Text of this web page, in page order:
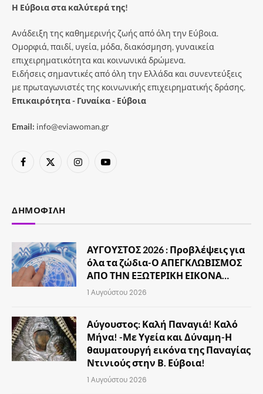
Η Εύβοια στα καλύτερά της!
Ανάδειξη της καθημερινής ζωής από όλη την Εύβοια.
Ομορφιά, παιδί, υγεία, μόδα, διακόσμηση, γυναικεία
επιχειρηματικότητα και κοινωνικά δρώμενα.
Ειδήσεις σημαντικές από όλη την Ελλάδα και συνεντεύξεις
με πρωταγωνιστές της κοινωνικής επιχειρηματικής δράσης.
Επικαιρότητα - Γυναίκα - Εύβοια
Email: info@eviawoman.gr
Facebook
X
InstagramYouTube
ΔΗΜΟΦΙΛΉ
ΑΥΓΟΥΣΤΟΣ 2026 : Προβλέψεις για
όλα τα ζώδια-Ο ΑΠΕΓΚΛΩΒΙΣΜΟΣ
ΑΠΟ ΤΗΝ ΕΞΩΤΕΡΙΚΗ ΕΙΚΟΝΑ…
1 Αυγούστου 2026
Αύγουστος: Καλή Παναγιά! Καλό
Μήνα! -Με Υγεία και Δύναμη-Η
θαυματουργή εικόνα της Παναγίας
Ντινιούς στην Β. Εύβοια!
1 Αυγούστου 2026